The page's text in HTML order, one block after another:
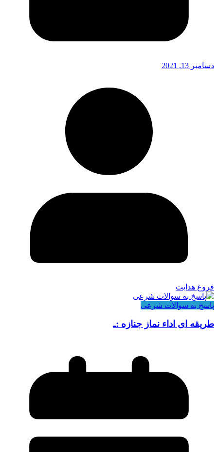
دسامبر 13, 2021
فروغ هدایت
پاسخ به سوالات شرعی
طریقه ای اداء نماز جنازه :ـ